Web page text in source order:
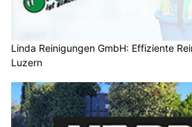
Linda Reinigungen GmbH: Effiziente
Luzern